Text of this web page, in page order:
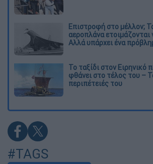
Επιστροφή στο μέλλον;
αεροπλάνα ετοιμάζονται
Αλλά υπάρχει ένα
Το ταξίδι στον Ειρηνικό
φθάνει στο τέλος του –
περιπέτειές του
#TAGS